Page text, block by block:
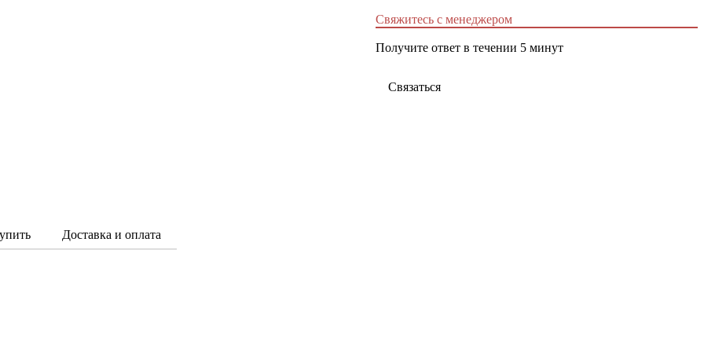
Свяжитесь с менеджером
Получите ответ в течении 5 минут
Связаться
Доставка и оплата